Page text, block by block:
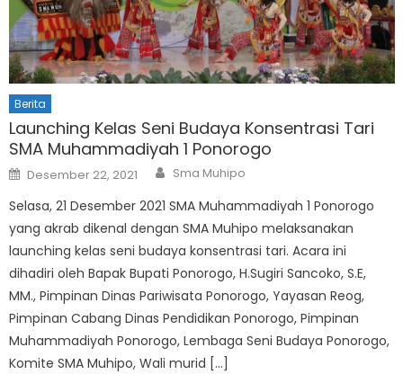
Berita
Launching Kelas Seni Budaya Konsentrasi Tari
SMA Muhammadiyah 1 Ponorogo
Posted
on
Desember 22, 2021 Author
Sma Muhipo
Selasa, 21 Desember 2021 SMA Muhammadiyah 1 Ponorogo
yang akrab dikenal dengan SMA Muhipo melaksanakan
launching kelas seni budaya konsentrasi tari. Acara ini
dihadiri oleh Bapak Bupati Ponorogo, H.Sugiri Sancoko, S.E,
MM., Pimpinan Dinas Pariwisata Ponorogo, Yayasan Reog,
Pimpinan Cabang Dinas Pendidikan Ponorogo, Pimpinan
Muhammadiyah Ponorogo, Lembaga Seni Budaya Ponorogo,
Komite SMA Muhipo, Wali murid […]